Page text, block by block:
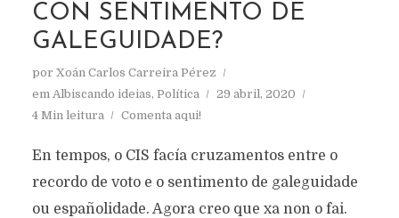
CON SENTIMENTO DE
GALEGUIDADE?
por Xoán Carlos Carreira Pérez
em Albiscando ideias, Política
29 abril, 2020
4 Min leitura
Comenta aqui!
En tempos, o CIS facía cruzamentos entre o
recordo de voto e o sentimento de galeguidade
ou españolidade. Agora creo que xa non o fai.